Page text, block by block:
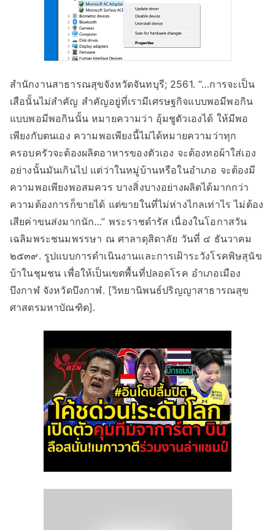
สำนักงานสาธารณสุขจังหวัดจันทบุรี; 2561. “…การจะเป็น
เสือนั้นไม่สำคัญ สำคัญอยู่ที่เรามีเศรษฐกิจแบบพอมีพอกิน
แบบพอมีพอกินนั้น หมายความว่า อุ้มชูตัวเองได้ ให้มีพอ
เพียงกับตนเอง ความพอเพียงนี้ไม่ได้หมายความว่าทุก
ครอบครัวจะต้องผลิตอาหารของตัวเอง จะต้องทอผ้าใส่เอง
อย่างนั้นมันเกินไป แต่ว่าในหมู่บ้านหรือในอำเภอ จะต้องมี
ความพอเพียงพอสมควร บางสิ่งบางอย่างผลิตได้มากกว่า
ความต้องการก็ขายได้ แต่ขายในที่ไม่ห่างไกลเท่าไร ไม่ต้อง
เสียค่าขนส่งมากนัก…” พระราชดำรัส เนื่องในโอกาสวัน
เฉลิมพระชนมพรรษา ณ ศาลาดุสิดาลัย วันที่ ๔ ธันวาคม
๒๕๓๙. รูปแบบการดำเนินงานและการเฝ้าระวังโรคพิษสุนัข
บ้าในชุมชน เพื่อให้เป็นเขตพื้นที่ปลอดโรค อำเภอเมือง
บึงกาฬ จังหวัดบึงกาฬ. [วิทยานิพนธ์ปริญญาสาธารณสุข
ศาสตรมหาบัณฑิต].